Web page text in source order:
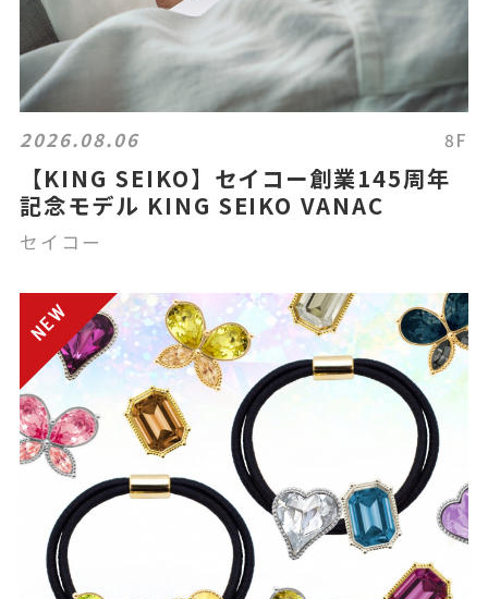
2026.08.06 8F
【KING SEIKO】セイコー創業145周年
記念モデル KING SEIKO VANAC
セイコー